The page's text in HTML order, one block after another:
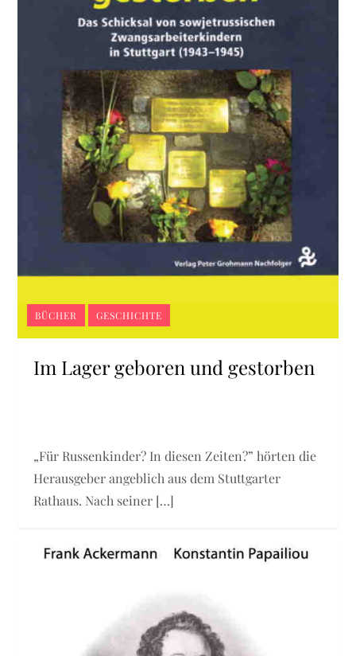
BÜCHER GESCHICHTE
Im Lager geboren und gestorben
„Für Russenkinder? In diesen Zeiten?” hörten die
Herausgeber angeblich aus dem Stuttgarter
Rathaus. Nach seiner […]